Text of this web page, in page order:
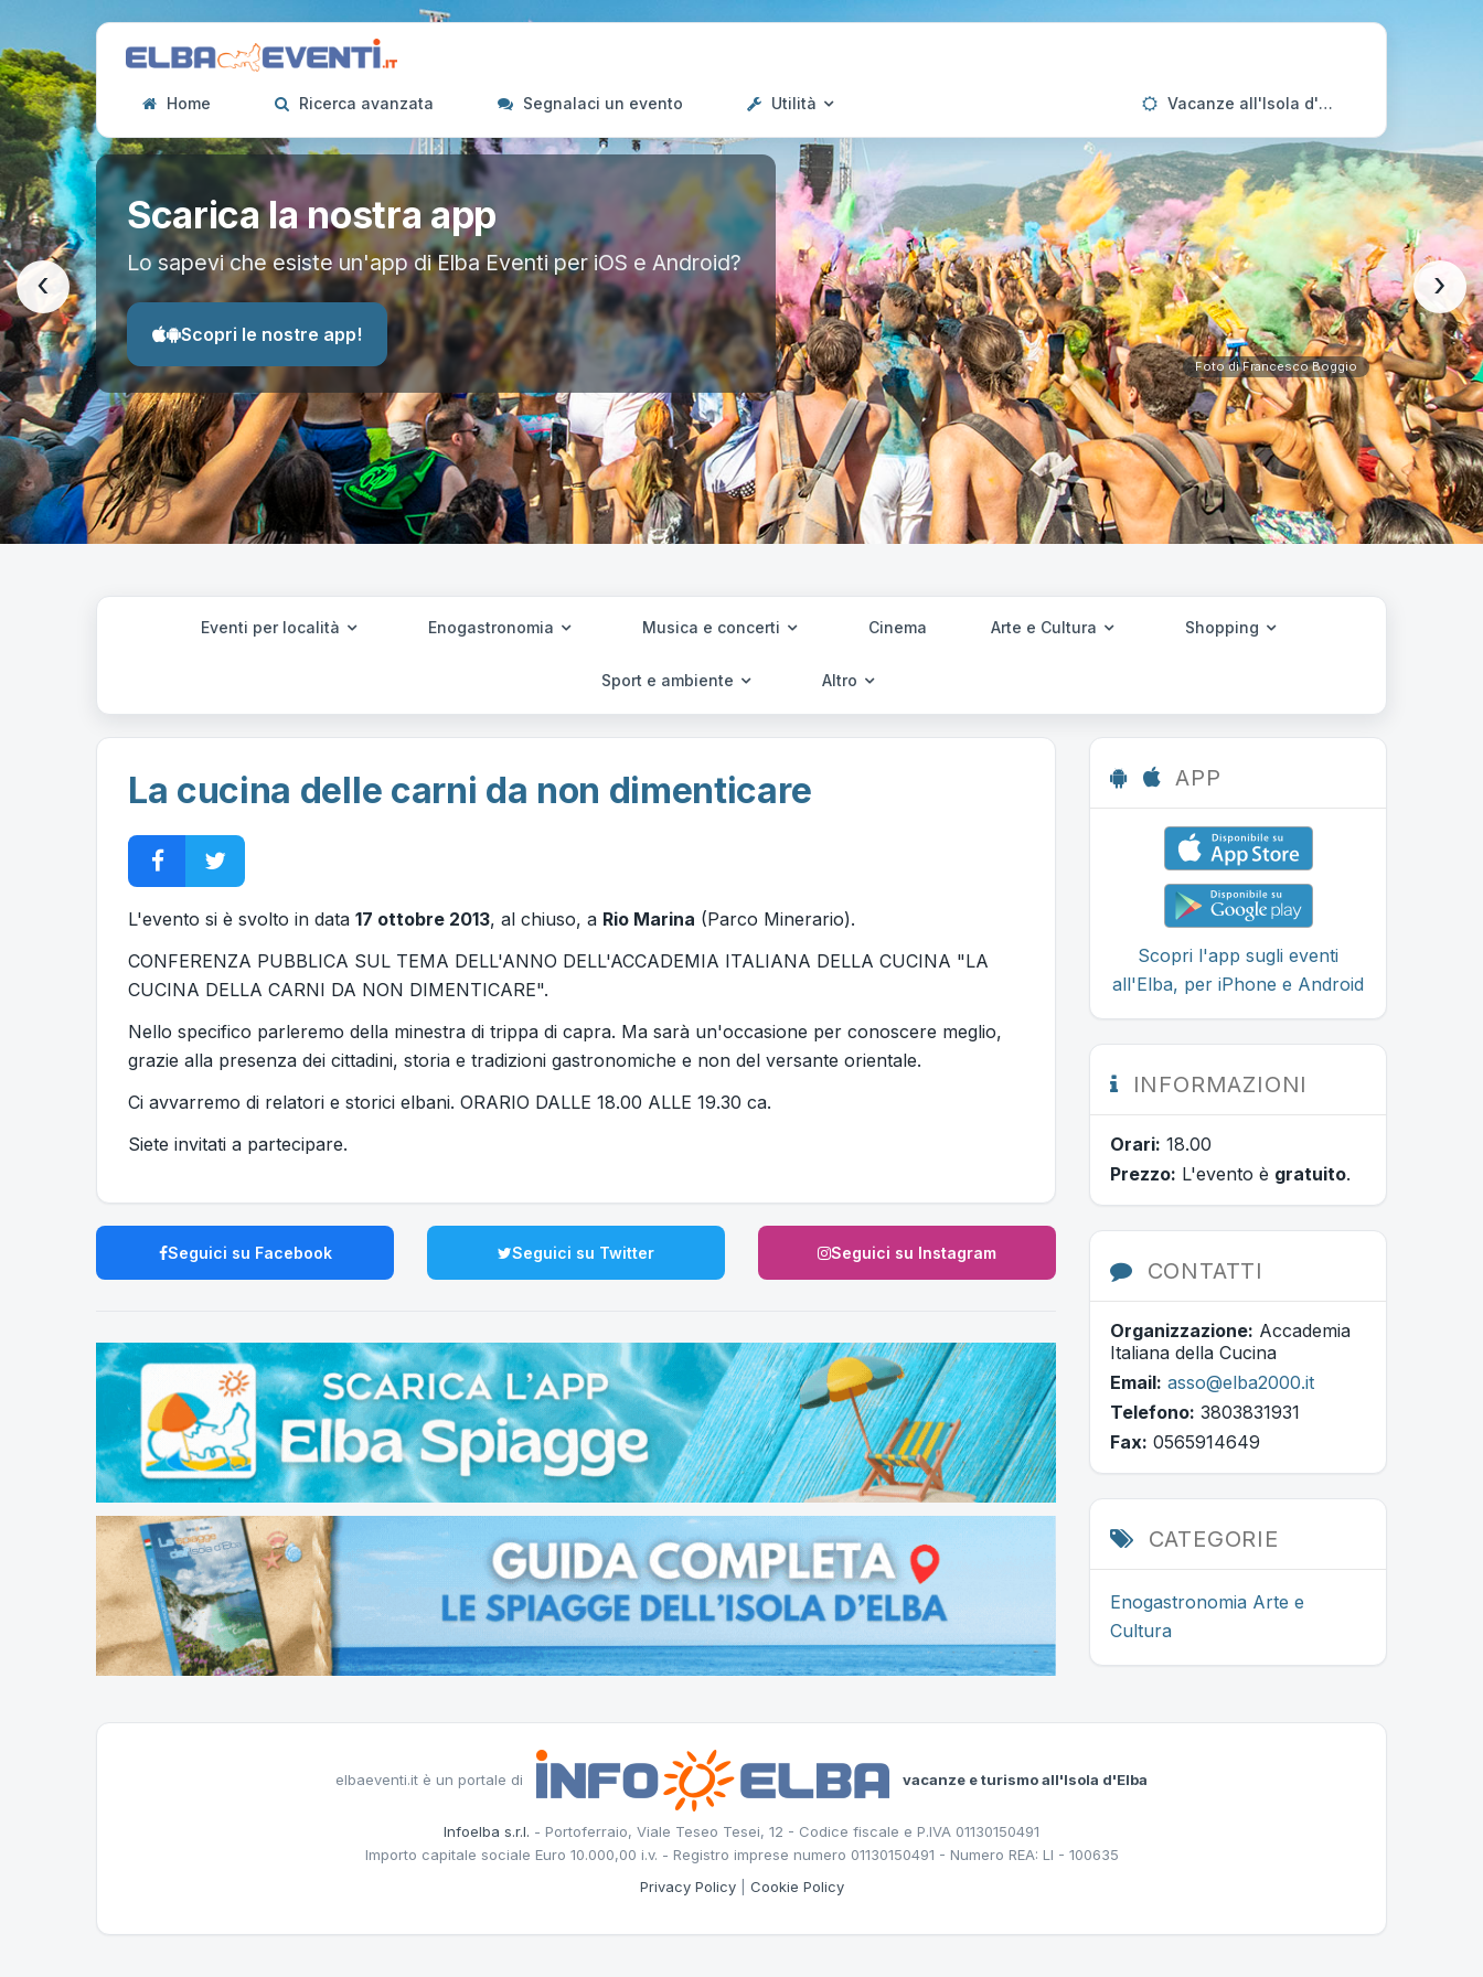
Home Ricerca avanzata Segnalaci un evento Utilità Vacanze all'Isola d'Elba
Scarica la nostra app
Lo sapevi che esiste un'app di Elba Eventi per iOS e Android?
Scopri le nostre app!
Foto di Francesco Boggio
‹ ›
Eventi per località Enogastronomia Musica e concerti Cinema Arte e Cultura Shopping
Sport e ambiente Altro
La cucina delle carni da non dimenticare
L'evento si è svolto in data 17 ottobre 2013, al chiuso, a Rio Marina (Parco Minerario).
CONFERENZA PUBBLICA SUL TEMA DELL'ANNO DELL'ACCADEMIA ITALIANA DELLA CUCINA "LA
CUCINA DELLA CARNI DA NON DIMENTICARE".
Nello specifico parleremo della minestra di trippa di capra. Ma sarà un'occasione per conoscere meglio,
grazie alla presenza dei cittadini, storia e tradizioni gastronomiche e non del versante orientale.
Ci avvarremo di relatori e storici elbani. ORARIO DALLE 18.00 ALLE 19.30 ca.
Siete invitati a partecipare.
Seguici su Facebook Seguici su Twitter Seguici su Instagram
APP
Scopri l'app sugli eventi
all'Elba, per iPhone e Android
INFORMAZIONI
Orari: 18.00
Prezzo: L'evento è gratuito.
CONTATTI
Organizzazione: Accademia
Italiana della Cucina
Email: asso@elba2000.it
Telefono: 3803831931
Fax: 0565914649
CATEGORIE
Enogastronomia Arte e
Cultura
elbaeventi.it è un portale di vacanze e turismo all'Isola d'Elba
Infoelba s.r.l. - Portoferraio, Viale Teseo Tesei, 12 - Codice fiscale e P.IVA 01130150491
Importo capitale sociale Euro 10.000,00 i.v. - Registro imprese numero 01130150491 - Numero REA: LI - 100635
Privacy Policy| Cookie Policy